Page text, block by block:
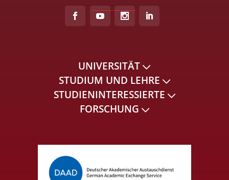
UNIVERSITÄT
STUDIUM UND LEHRE
STUDIENINTERESSIERTE
FORSCHUNG